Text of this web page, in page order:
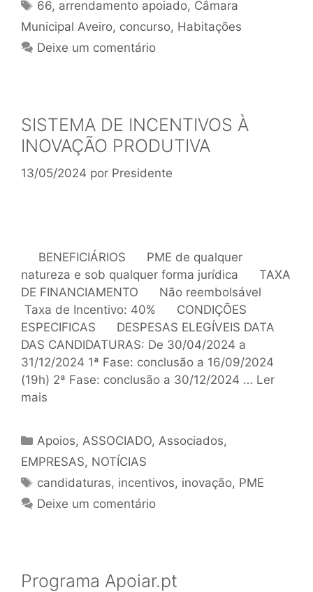
66, arrendamento apoiado, Câmara
Municipal Aveiro, concurso, Habitações
Deixe um comentário
SISTEMA DE INCENTIVOS À
INOVAÇÃO PRODUTIVA
13/05/2024 por Presidente
BENEFICIÁRIOS PME de qualquer
natureza e sob qualquer forma jurídica TAXA
DE FINANCIAMENTO Não reembolsável
Taxa de Incentivo: 40% CONDIÇÕES
ESPECIFICAS DESPESAS ELEGÍVEIS DATA
DAS CANDIDATURAS: De 30/04/2024 a
31/12/2024 1ª Fase: conclusão a 16/09/2024
(19h) 2ª Fase: conclusão a 30/12/2024 … Ler
mais
Apoios, ASSOCIADO, Associados,
EMPRESAS, NOTÍCIAS
candidaturas, incentivos, inovação, PME
Deixe um comentário
Programa Apoiar.pt